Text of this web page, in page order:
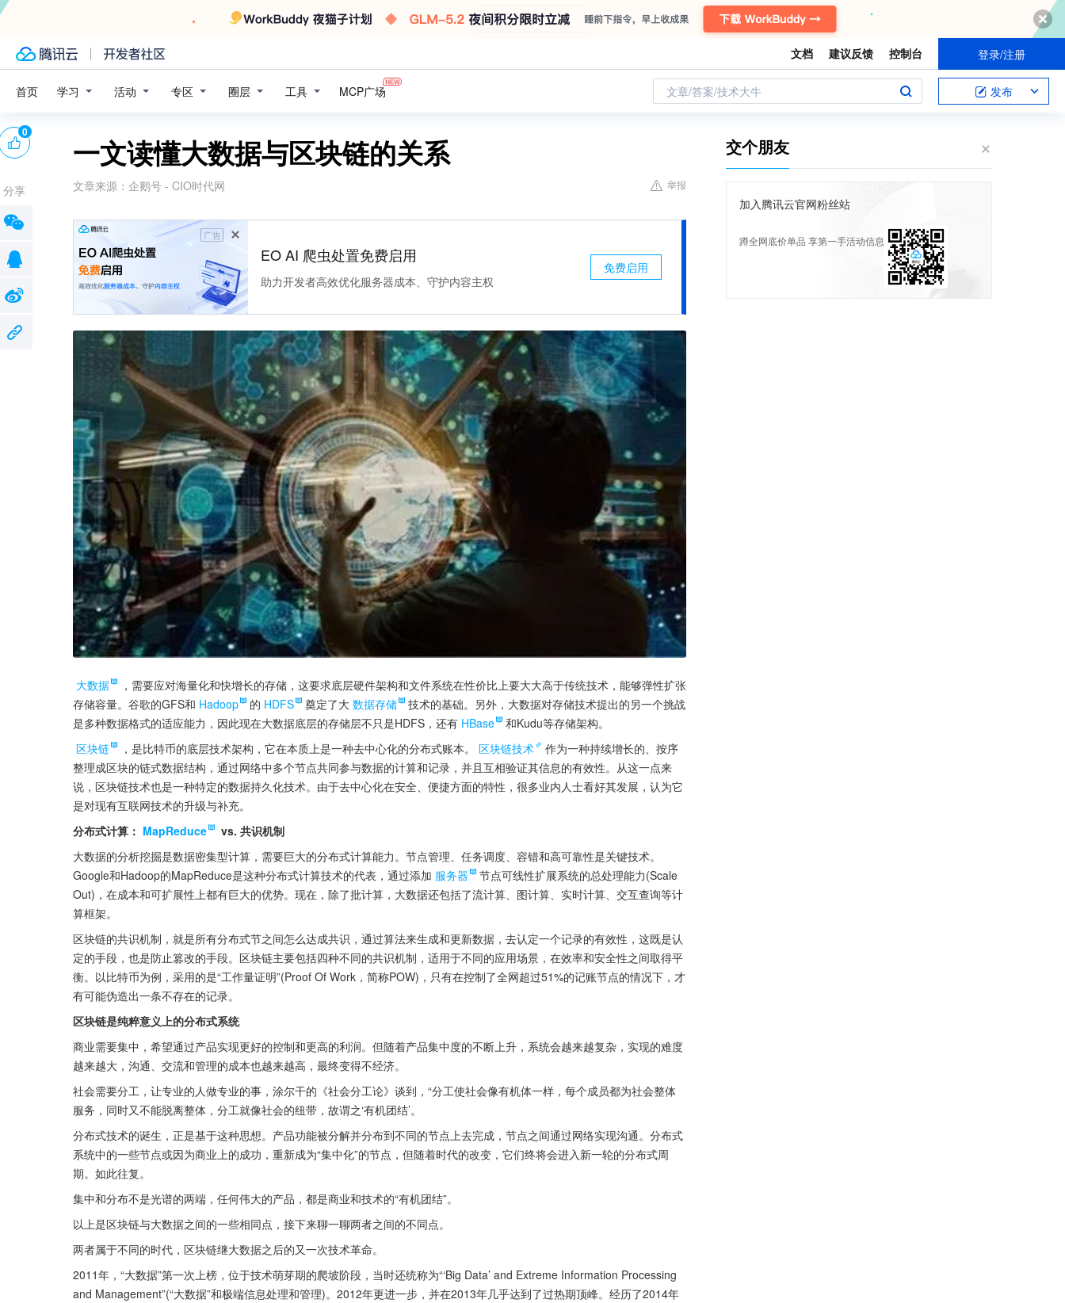
文档 建议反馈 控制台 登录/注册
首页 学习 活动 专区 圈层 工具 MCP广场 文章/答案/技术大牛 发布
一文读懂大数据与区块链的关系
文章来源： 企鹅号 - CIO时代网 举报
广告
EO AI 爬虫处置免费启用
助力开发者高效优化服务器成本、守护内容主权
免费启用
大数据
，需要应对海量化和快增长的存储，这要求底层硬件架构和文件系统在性价比上要大大高于传统技术，能够弹性扩张
存储容量。谷歌的GFS和 Hadoop 的 HDFS 奠定了大 数据存储
技术的基础。另外，大数据对存储技术提出的另一个挑战
是多种数据格式的适应能力，因此现在大数据底层的存储层不只是HDFS，还有 HBase
和Kudu等存储架构。
区块链
，是比特币的底层技术架构，它在本质上是一种去中心化的分布式账本。 区块链技术
作为一种持续增长的、按序
整理成区块的链式数据结构，通过网络中多个节点共同参与数据的计算和记录，并且互相验证其信息的有效性。从这一点来
说，区块链技术也是一种特定的数据持久化技术。由于去中心化在安全、便捷方面的特性，很多业内人士看好其发展，认为它
是对现有互联网技术的升级与补充。
分布式计算： MapReduce
vs. 共识机制
大数据的分析挖掘是数据密集型计算，需要巨大的分布式计算能力。节点管理、任务调度、容错和高可靠性是关键技术。
Google和Hadoop的MapReduce是这种分布式计算技术的代表，通过添加 服务器
节点可线性扩展系统的总处理能力(Scale
Out)，在成本和可扩展性上都有巨大的优势。现在，除了批计算，大数据还包括了流计算、图计算、实时计算、交互查询等计
算框架。
区块链的共识机制，就是所有分布式节之间怎么达成共识，通过算法来生成和更新数据，去认定一个记录的有效性，这既是认
定的手段，也是防止篡改的手段。区块链主要包括四种不同的共识机制，适用于不同的应用场景，在效率和安全性之间取得平
衡。以比特币为例，采用的是“工作量证明”(Proof Of Work，简称POW)，只有在控制了全网超过51%的记账节点的情况下，才
有可能伪造出一条不存在的记录。
区块链是纯粹意义上的分布式系统
商业需要集中，希望通过产品实现更好的控制和更高的利润。但随着产品集中度的不断上升，系统会越来越复杂，实现的难度
越来越大，沟通、交流和管理的成本也越来越高，最终变得不经济。
社会需要分工，让专业的人做专业的事，涂尔干的《社会分工论》谈到，“分工使社会像有机体一样，每个成员都为社会整体
服务，同时又不能脱离整体，分工就像社会的纽带，故谓之‘有机团结’。
分布式技术的诞生，正是基于这种思想。产品功能被分解并分布到不同的节点上去完成，节点之间通过网络实现沟通。分布式
系统中的一些节点或因为商业上的成功，重新成为“集中化”的节点，但随着时代的改变，它们终将会进入新一轮的分布式周
期。如此往复。
集中和分布不是光谱的两端，任何伟大的产品，都是商业和技术的“有机团结”。
以上是区块链与大数据之间的一些相同点，接下来聊一聊两者之间的不同点。
两者属于不同的时代，区块链继大数据之后的又一次技术革命。
2011年，“大数据”第一次上榜，位于技术萌芽期的爬坡阶段，当时还统称为“‘Big Data’ and Extreme Information Processing
and Management”(“大数据”和极端信息处理和管理)。2012年更进一步，并在2013年几乎达到了过热期顶峰。经历了2014年
0
分享
交个朋友
加入腾讯云官网粉丝站
蹲全网底价单品 享第一手活动信息